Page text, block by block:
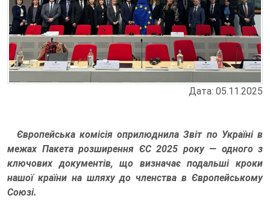
Дата: 05.11.2025
Європейська комісія оприлюднила Звіт по Україні в
межах Пакета розширення ЄС 2025 року — одного з
ключових документів, що визначає подальші кроки
нашої країни на шляху до членства в Європейському
Союзі.